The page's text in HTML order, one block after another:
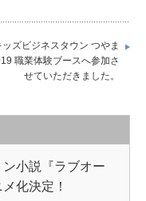
ッズビジネスタウン つやま
職業体験ブースへ参加さ
せていただきました。
小説『ラブオー
化決定！